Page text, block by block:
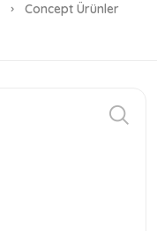
Concept Ürünler